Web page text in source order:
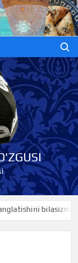
bilasizmi